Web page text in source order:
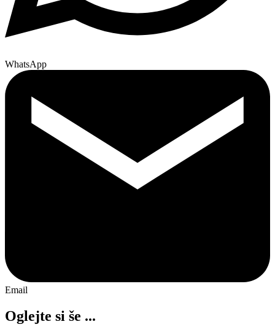
WhatsApp
Email
Oglejte si še ...